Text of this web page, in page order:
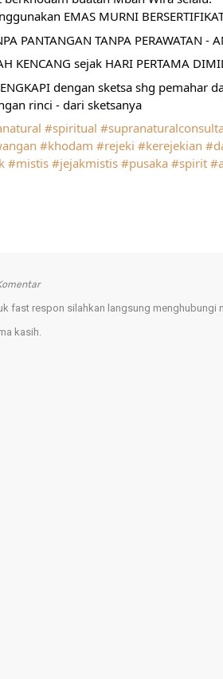
EMAS MURNI
PANTANGAN TANPA PERAWATAN -
KENCANG sejak HARI PERTAMA
dengan sketsa shg pemahar
rinci - dari sketsanya
#spiritual
#khodam #rejeki #kerejekian
#mistis #jejakmistis #pusaka #spirit
fast respon silahkan langsung menghubungi
kasih.